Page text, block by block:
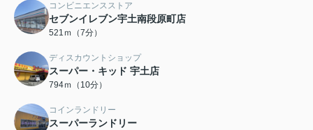
コンビニエンスストア
セブンイレブン宇土南段原町店
521ｍ（7分）
ディスカウントショップ
スーパー・キッド 宇土店
794ｍ（10分）
コインランドリー
スーパーランドリー